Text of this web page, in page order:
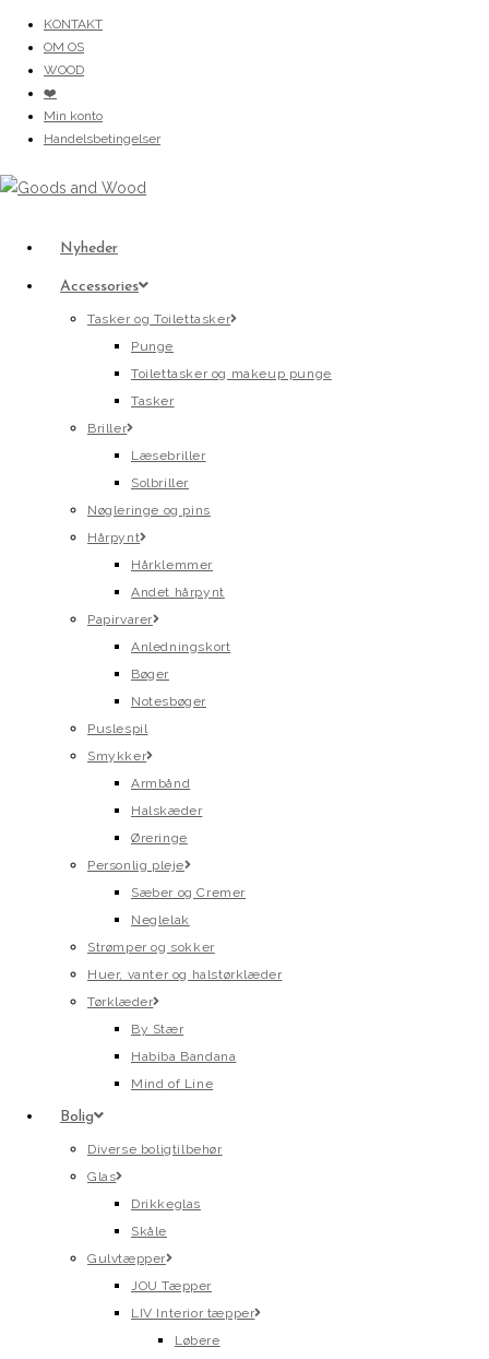
content
KONTAKT
OM OS
WOOD
❤️
Min konto
Handelsbetingelser
Nyheder
Accessories
Tasker og Toilettasker
Punge
Toilettasker og makeup punge
Tasker
Briller
Læsebriller
Solbriller
Nøgleringe og pins
Hårpynt
Hårklemmer
Andet hårpynt
Papirvarer
Anledningskort
Bøger
Notesbøger
Puslespil
Smykker
Armbånd
Halskæder
Øreringe
Personlig pleje
Sæber og Cremer
Neglelak
Strømper og sokker
Huer, vanter og halstørklæder
Tørklæder
By Stær
Habiba Bandana
Mind of Line
Bolig
Diverse boligtilbehør
Glas
Drikkeglas
Skåle
Gulvtæpper
JOU Tæpper
LIV Interior tæpper
Løbere